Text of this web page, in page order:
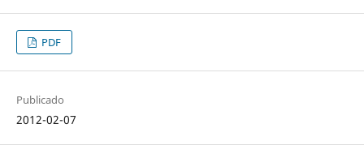
PDF
Publicado
2012-02-07